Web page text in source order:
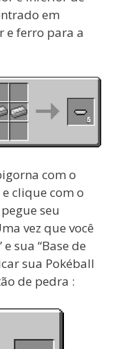
em
e ferro para a
com o
clique com o
seu
vez que você
sua “Base de
sua Pokéball
de pedra :